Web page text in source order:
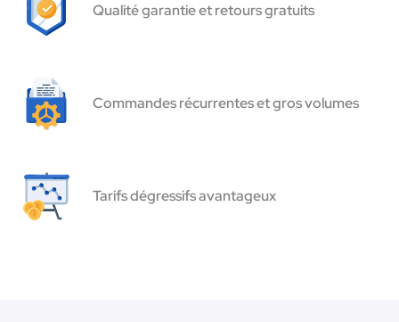
Qualité garantie et retours gratuits
Commandes récurrentes et gros volumes
Tarifs dégressifs avantageux